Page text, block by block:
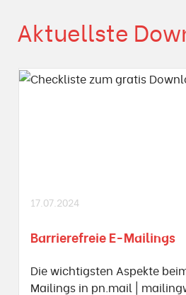
Aktuellste
17.07.2024
Barrierefreie E-Mailings
Die wichtigsten Aspekte
Mailings in pn.mail |